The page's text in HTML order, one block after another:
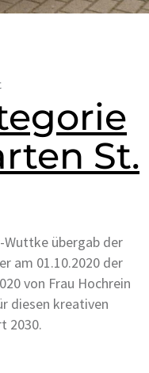
St.
Wuttke übergab der
am 01.10.2020 der
von Frau Hochrein
diesen kreativen
2030.